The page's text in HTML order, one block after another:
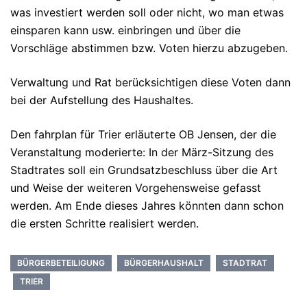
was investiert werden soll oder nicht, wo man etwas
einsparen kann usw. einbringen und über die
Vorschläge abstimmen bzw. Voten hierzu abzugeben.
Verwaltung und Rat berücksichtigen diese Voten dann
bei der Aufstellung des Haushaltes.
Den fahrplan für Trier erläuterte OB Jensen, der die
Veranstaltung moderierte: In der März-Sitzung des
Stadtrates soll ein Grundsatzbeschluss über die Art
und Weise der weiteren Vorgehensweise gefasst
werden. Am Ende dieses Jahres könnten dann schon
die ersten Schritte realisiert werden.
BÜRGERBETEILIGUNG BÜRGERHAUSHALT
STADTRAT
TRIER